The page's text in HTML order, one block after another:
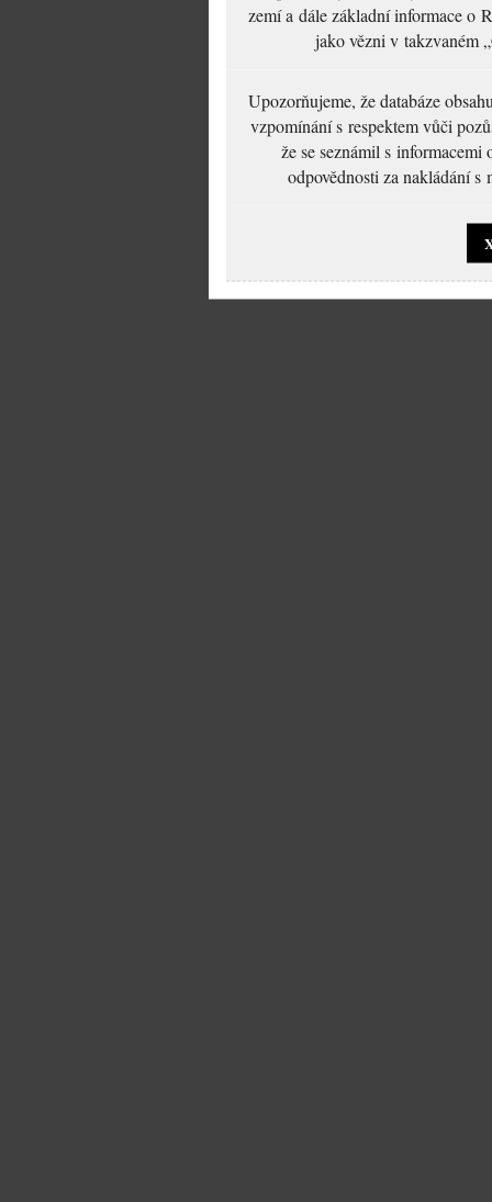
zemí a dále základní informace o
jako vězni v takzvaném
Upozorňujeme, že databáze
vzpomínání s respektem vůči
že se seznámil s
odpovědnosti za nakládání